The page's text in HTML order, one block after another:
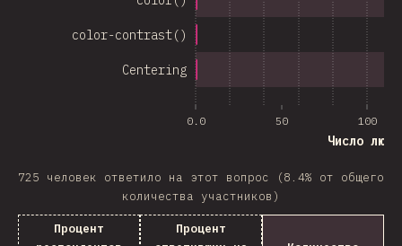
0.0 50 100
Число
Centering
color-contrast()
725 человек ответило на этот вопрос (8.4% от общего
количества участников)
Процент
Процент